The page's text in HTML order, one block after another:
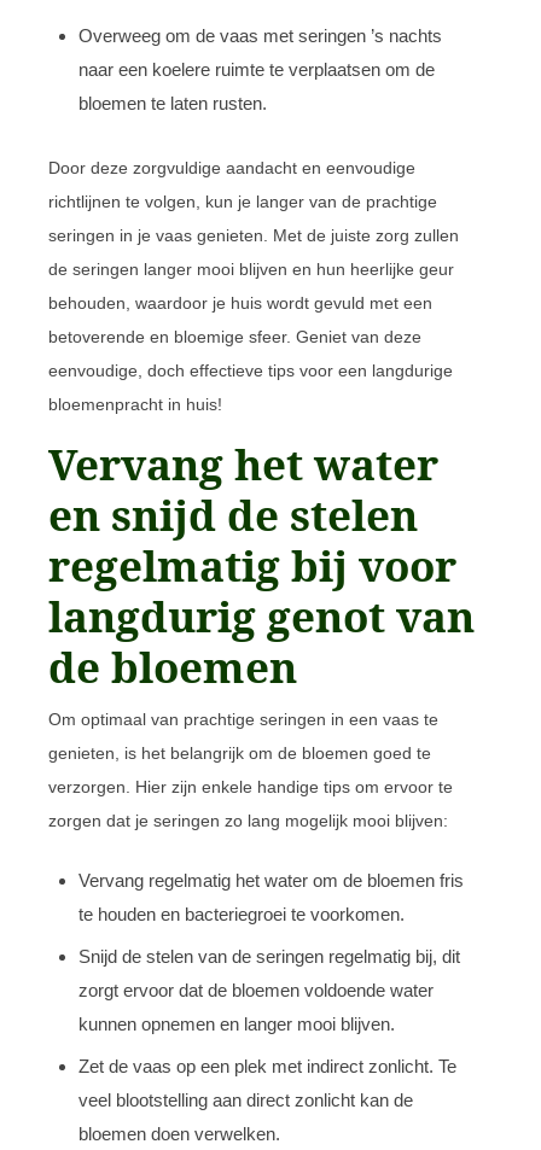
Overweeg om de vaas met seringen ’s nachts
naar een koelere ruimte te verplaatsen om de
bloemen te laten rusten.
Door deze zorgvuldige aandacht en eenvoudige
richtlijnen te volgen, kun je langer van de prachtige
seringen in je vaas genieten. Met de juiste zorg zullen
de seringen langer mooi blijven en hun heerlijke geur
behouden, waardoor je huis wordt gevuld met een
betoverende en bloemige sfeer. Geniet van deze
eenvoudige, doch effectieve tips voor een langdurige
bloemenpracht in huis!
Vervang het water
en snijd de stelen
regelmatig bij voor
langdurig genot van
de bloemen
Om optimaal van prachtige seringen in een vaas te
genieten, is het belangrijk om de bloemen goed te
verzorgen. Hier zijn enkele handige tips om ervoor te
zorgen dat je seringen zo lang mogelijk mooi blijven:
Vervang regelmatig het water om de bloemen fris
te houden en bacteriegroei te voorkomen.
Snijd de stelen van de seringen regelmatig bij, dit
zorgt ervoor dat de bloemen voldoende water
kunnen opnemen en langer mooi blijven.
Zet de vaas op een plek met indirect zonlicht. Te
veel blootstelling aan direct zonlicht kan de
bloemen doen verwelken.